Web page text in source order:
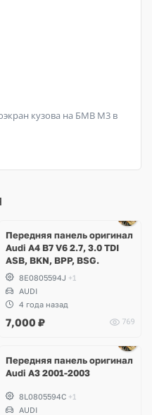
кузова на БМВ М3 в
Передняя панель оригинал
Audi A4 B7 V6 2.7, 3.0 TDI
ASB, BKN, BPP, BSG.
8E0805594J +1
AUDI
4 года назад
7,000 ₽ 769
Передняя панель оригинал
Audi A3 2001-2003
8L0805594C +1
AUDI